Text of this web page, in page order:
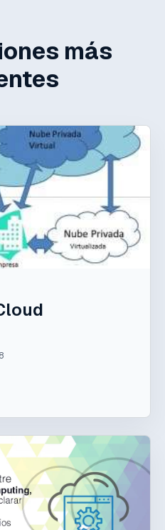
más